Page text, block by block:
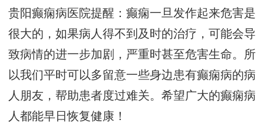
贵阳癫痫病医院提醒：癫痫一旦发作起来危害是
很大的，如果病人得不到及时的治疗，可能会导
致病情的进一步加剧，严重时甚至危害生命。所
以我们平时可以多留意一些身边患有癫痫病的病
人朋友，帮助患者度过难关。希望广大的癫痫病
人都能早日恢复健康！